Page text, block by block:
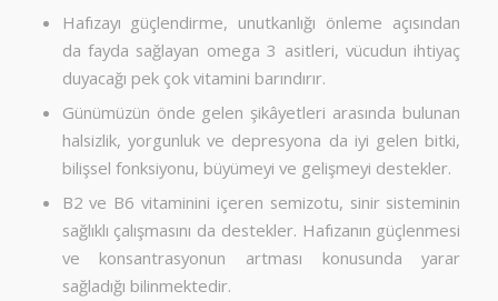
Hafızayı güçlendirme, unutkanlığı önleme açısından
da fayda sağlayan omega 3 asitleri, vücudun ihtiyaç
duyacağı pek çok vitamini barındırır.
Günümüzün önde gelen şikâyetleri arasında bulunan
halsizlik, yorgunluk ve depresyona da iyi gelen bitki,
bilişsel fonksiyonu, büyümeyi ve gelişmeyi destekler.
B2 ve B6 vitaminini içeren semizotu, sinir sisteminin
sağlıklı çalışmasını da destekler. Hafızanın güçlenmesi
ve konsantrasyonun artması konusunda yarar
sağladığı bilinmektedir.